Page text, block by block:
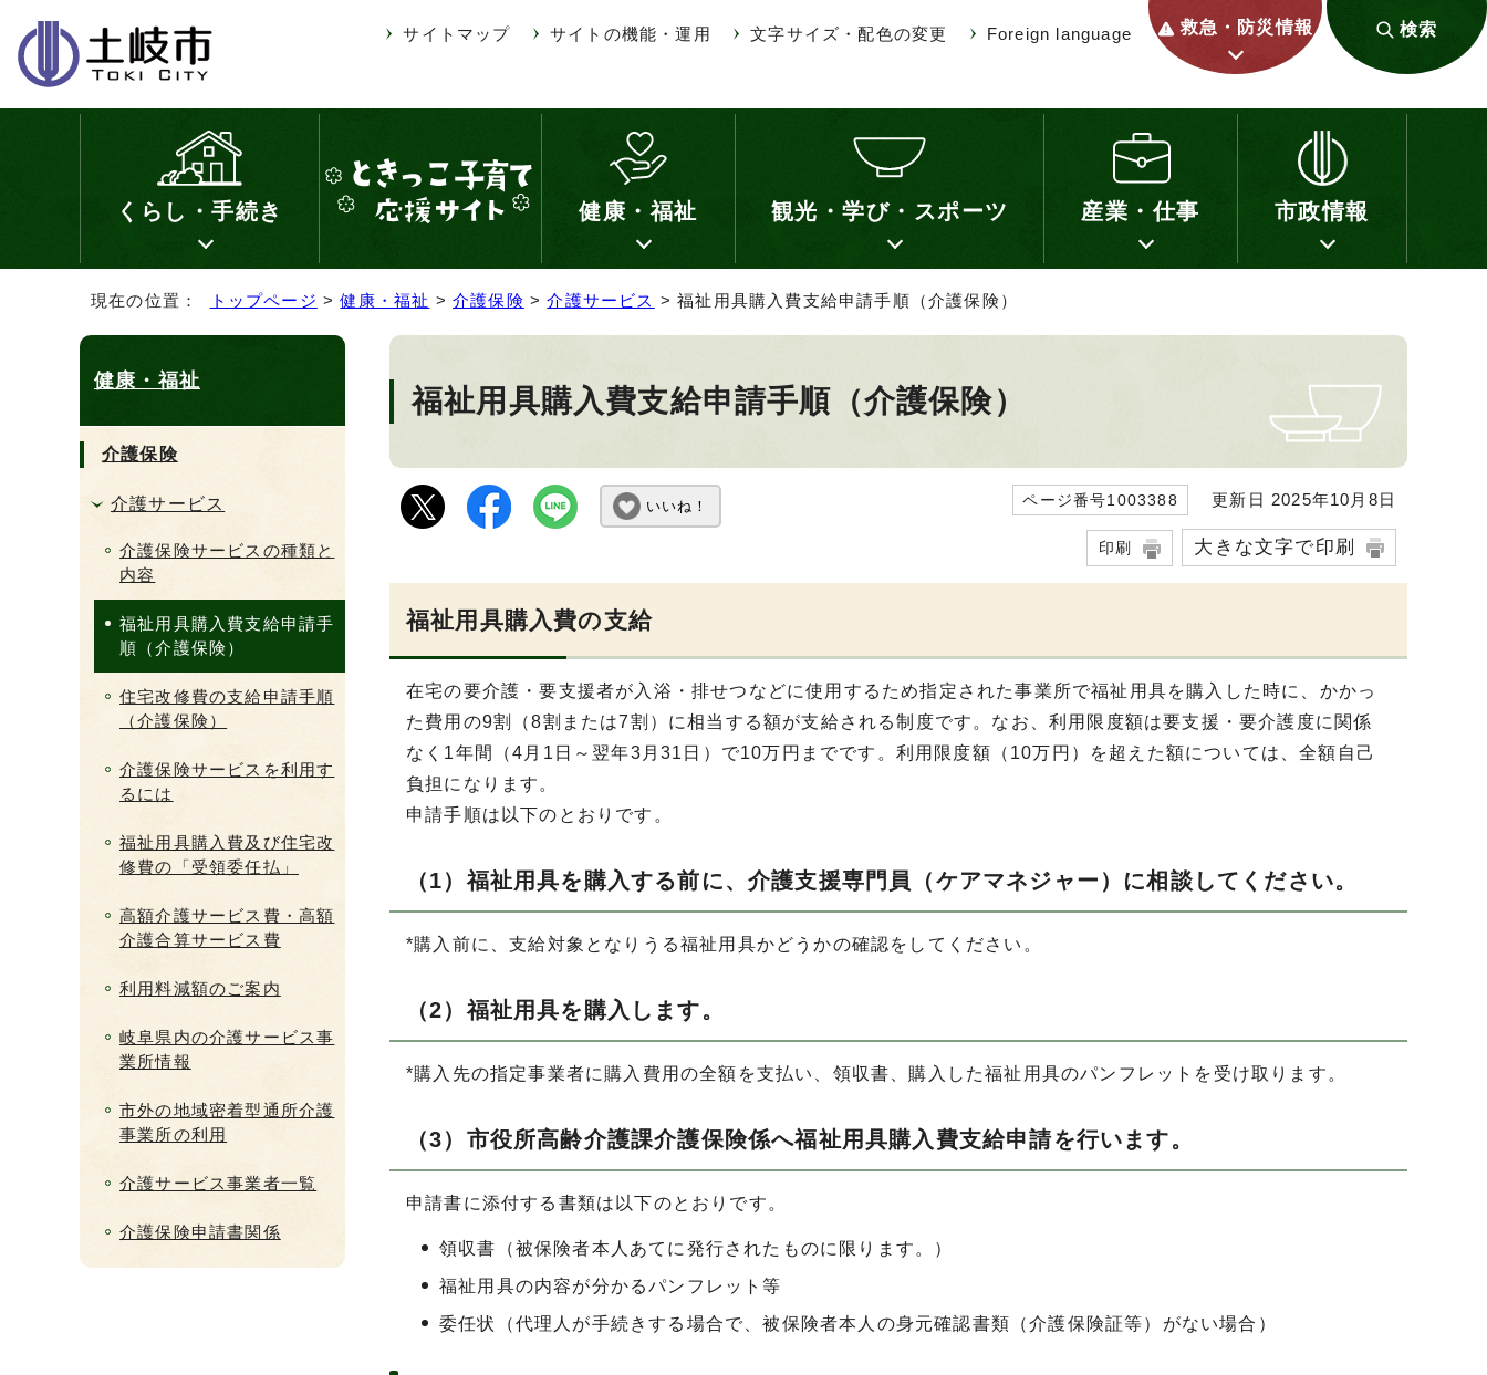
サイトマップ サイトの機能・運用 文字サイズ・配色の変更 Foreign language 救急・防災情報 検索
くらし・手続き 健康・福祉 観光・学び・スポーツ 産業・仕事 市政情報
現在の位置： トップページ >健康・福祉 >介護保険 >介護サービス > 福祉用具購入費支給申請手順（介護保険）
福祉用具購入費支給申請手順（介護保険）
いいね！ ページ番号1003388 更新日 2025年10月8日
印刷 大きな文字で印刷
福祉用具購入費の支給
在宅の要介護・要支援者が入浴・排せつなどに使用するため指定された事業所で福祉用具を購入した時に、かかっ
た費用の9割（8割または7割）に相当する額が支給される制度です。なお、利用限度額は要支援・要介護度に関係
なく1年間（4月1日～翌年3月31日）で10万円までです。利用限度額（10万円）を超えた額については、全額自己
負担になります。
申請手順は以下のとおりです。
（1）福祉用具を購入する前に、介護支援専門員（ケアマネジャー）に相談してください。
*購入前に、支給対象となりうる福祉用具かどうかの確認をしてください。
（2）福祉用具を購入します。
*購入先の指定事業者に購入費用の全額を支払い、領収書、購入した福祉用具のパンフレットを受け取ります。
（3）市役所高齢介護課介護保険係へ福祉用具購入費支給申請を行います。
申請書に添付する書類は以下のとおりです。
領収書（被保険者本人あてに発行されたものに限ります。）
福祉用具の内容が分かるパンフレット等
委任状（代理人が手続きする場合で、被保険者本人の身元確認書類（介護保険証等）がない場合）
健康・福祉
介護保険
介護サービス
介護保険サービスの種類と
内容
福祉用具購入費支給申請手
順（介護保険）
住宅改修費の支給申請手順
（介護保険）
介護保険サービスを利用す
るには
福祉用具購入費及び住宅改
修費の「受領委任払」
高額介護サービス費・高額
介護合算サービス費
利用料減額のご案内
岐阜県内の介護サービス事
業所情報
市外の地域密着型通所介護
事業所の利用
介護サービス事業者一覧
介護保険申請書関係